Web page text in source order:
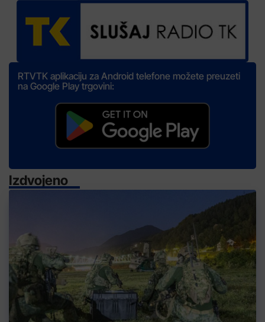
RTVTK aplikaciju za Android telefone možete preuzeti
na Google Play trgovini:
Izdvojeno